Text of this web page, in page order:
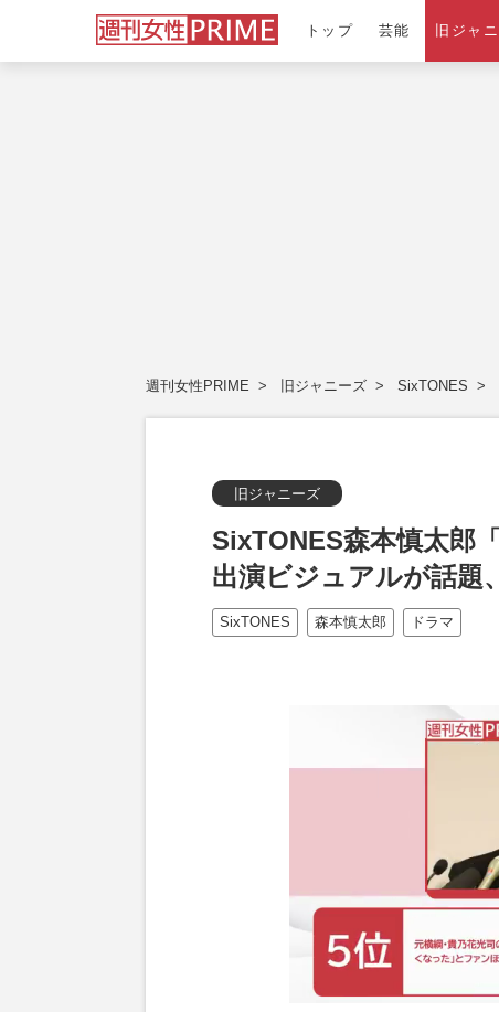
トップ 芸能 旧ジャ
週刊女性PRIME 旧ジャニーズ SixTONES
旧ジャニーズ
SixTONES森本慎太郎
出演ビジュアルが話題
SixTONES 森本慎太郎 ドラマ